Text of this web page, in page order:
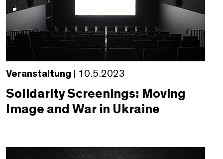
Veranstaltung | 10.5.2023
Solidarity Screenings: Moving
Image and War in Ukraine